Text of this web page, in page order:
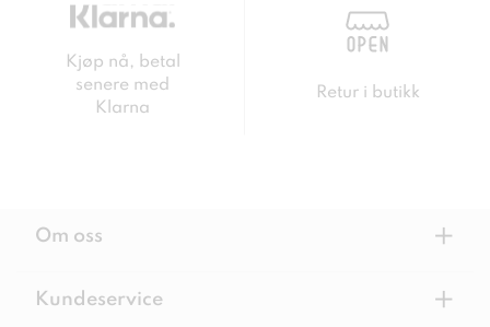
Kjøp nå, betal
senere med
Klarna
Retur i butikk
Om oss +
Kundeservice +